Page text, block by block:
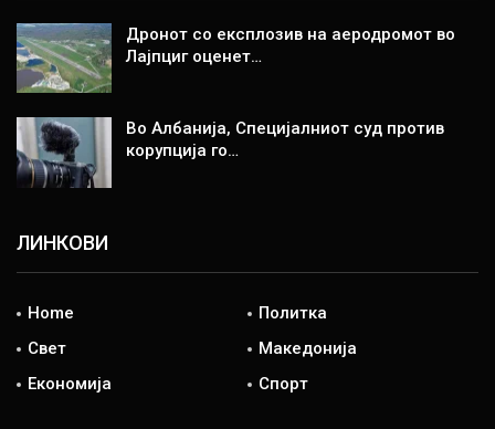
Дронот со експлозив на аеродромот во
Лајпциг оценет…
Во Албанија, Специјалниот суд против
корупција го…
ЛИНКОВИ
Home
Политка
Свет
Македонија
Економија
Спорт